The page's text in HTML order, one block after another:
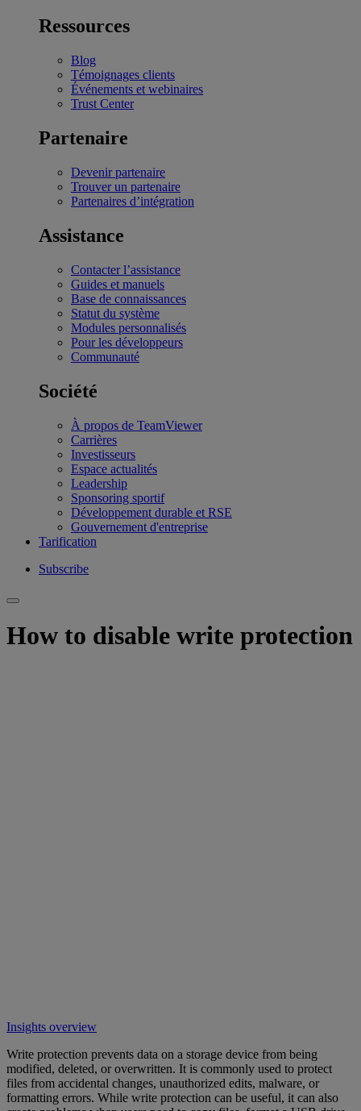
Ressources
Blog
Témoignages clients
Événements et webinaires
Trust Center
Partenaire
Devenir partenaire
Trouver un partenaire
Partenaires d’intégration
Assistance
Contacter l’assistance
Guides et manuels
Base de connaissances
Statut du système
Modules personnalisés
Pour les développeurs
Communauté
Société
À propos de TeamViewer
Carrières
Investisseurs
Espace actualités
Leadership
Sponsoring sportif
Développement durable et RSE
Gouvernement d'entreprise
Tarification
Subscribe
How to disable write protection
Insights overview
Write protection prevents data on a storage device from being
modified, deleted, or overwritten. It is commonly used to protect
files from accidental changes, unauthorized edits, malware, or
formatting errors. While write protection can be useful, it can also